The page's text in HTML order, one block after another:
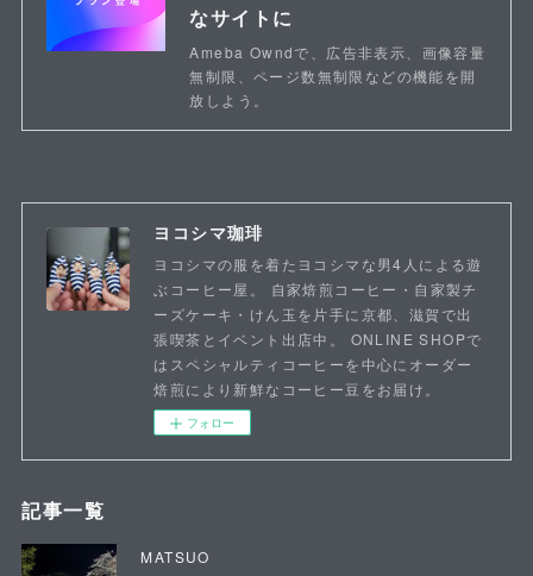
なサイトに
Ameba Owndで、広告非表示、画像容量
無制限、ページ数無制限などの機能を開
放しよう。
ヨコシマ珈琲
ヨコシマの服を着たヨコシマな男4人による遊
ぶコーヒー屋。 自家焙煎コーヒー・自家製チ
ーズケーキ・けん玉を片手に京都、滋賀で出
張喫茶とイベント出店中。 ONLINE SHOPで
はスペシャルティコーヒーを中心にオーダー
焙煎により新鮮なコーヒー豆をお届け。
フォロー
記事一覧
MATSUO